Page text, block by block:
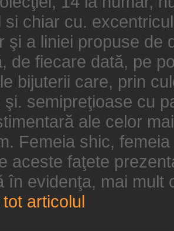
si chiar cu.
şi a liniei propuse de
de fiecare dată, pe
bijuterii care, prin
şi. semipreţioase cu
ale celor
Femeia shic,
aceste faţete
în evidenţa, mai mult
articolul